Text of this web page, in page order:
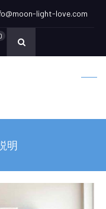
light-love.com
明